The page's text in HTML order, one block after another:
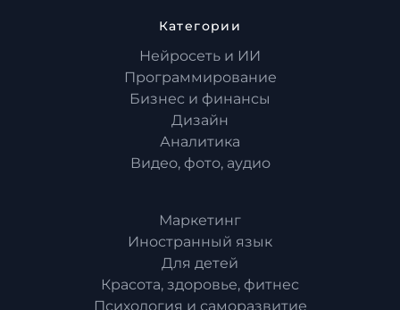
Категории
Нейросеть и ИИ
Программирование
Бизнес и финансы
Дизайн
Аналитика
Видео, фото, аудио
Маркетинг
Иностранный язык
Для детей
Красота, здоровье, фитнес
Психология и саморазвитие